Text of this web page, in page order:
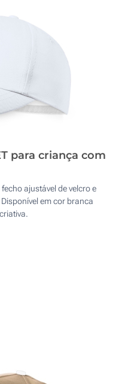
para criança com
ajustável de velcro e
em cor branca